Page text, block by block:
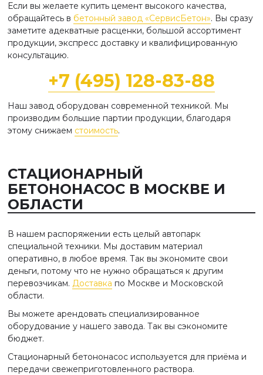
Если вы желаете купить цемент высокого качества,
обращайтесь в бетонный завод «СервисБетон». Вы сразу
заметите адекватные расценки, большой ассортимент
продукции, экспресс доставку и квалифицированную
консультацию.
+7 (495) 128-83-88
Наш завод оборудован современной техникой. Мы
производим большие партии продукции, благодаря
этому снижаем стоимость.
СТАЦИОНАРНЫЙ
БЕТОНОНАСОС В МОСКВЕ И
ОБЛАСТИ
В нашем распоряжении есть целый автопарк
специальной техники. Мы доставим материал
оперативно, в любое время. Так вы экономите свои
деньги, потому что не нужно обращаться к другим
перевозчикам. Доставка по Москве и Московской
области.
Вы можете арендовать специализированное
оборудование у нашего завода. Так вы сэкономите
бюджет.
Стационарный бетононасос используется для приёма и
передачи свежеприготовленного раствора.